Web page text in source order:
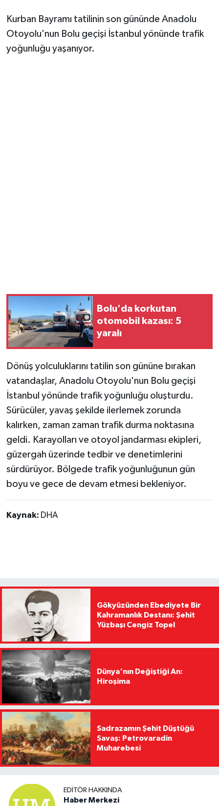
Kurban Bayramı tatilinin son gününde Anadolu
Otoyolu'nun Bolu geçişi İstanbul yönünde trafik
yoğunluğu yaşanıyor.
Bolu'da korkutan
otomobil kazası: 5
yaralı
Dönüş yolculuklarını tatilin son gününe bırakan
vatandaşlar, Anadolu Otoyolu'nun Bolu geçişi
İstanbul yönünde trafik yoğunluğu oluşturdu.
Sürücüler, yavaş şekilde ilerlemek zorunda
kalırken, zaman zaman trafik durma noktasına
geldi. Karayolları ve otoyol jandarması ekipleri,
güzergah üzerinde tedbir ve denetimlerini
sürdürüyor. Bölgede trafik yoğunluğunun gün
boyu ve gece de devam etmesi bekleniyor.
Kaynak: DHA
Gökyüzünden Ebediyete Bir
Kahramanlık Destanı: Şehit
Yüzbaşı Cengiz Topel
Dünya'nın Değiştiği An:
Hiroşima
Sadrazamın Şehit Düştüğü
Savaş: Petrovaradin
Muharebesi
EDITÖR HAKKINDA
Haber Merkezi